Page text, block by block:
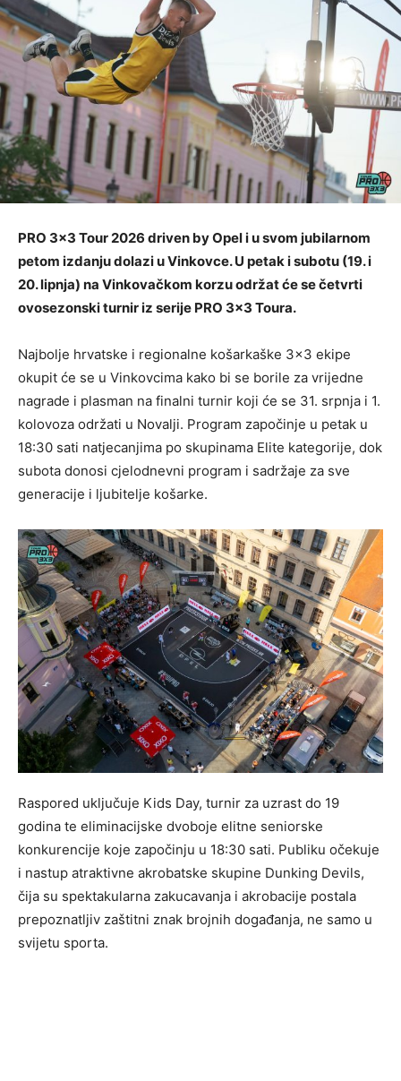
PRO 3×3 Tour 2026 driven by Opel i u svom jubilarnom
petom izdanju dolazi u Vinkovce. U petak i subotu (19. i
20. lipnja) na Vinkovačkom korzu održat će se četvrti
ovosezonski turnir iz serije PRO 3×3 Toura.
Najbolje hrvatske i regionalne košarkaške 3×3 ekipe
okupit će se u Vinkovcima kako bi se borile za vrijedne
nagrade i plasman na finalni turnir koji će se 31. srpnja i 1.
kolovoza održati u Novalji. Program započinje u petak u
18:30 sati natjecanjima po skupinama Elite kategorije, dok
subota donosi cjelodnevni program i sadržaje za sve
generacije i ljubitelje košarke.
Raspored uključuje Kids Day, turnir za uzrast do 19
godina te eliminacijske dvoboje elitne seniorske
konkurencije koje započinju u 18:30 sati. Publiku očekuje
i nastup atraktivne akrobatske skupine Dunking Devils,
čija su spektakularna zakucavanja i akrobacije postala
prepoznatljiv zaštitni znak brojnih događanja, ne samo u
svijetu sporta.